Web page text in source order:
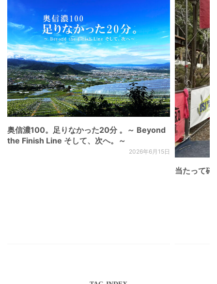
奥信濃100。足りなかった20分 。～ Beyond
the Finish Line そして、次へ。～
2026年6月15日
当たって砕